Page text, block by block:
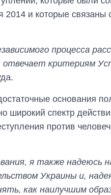
и которые связаны
процесса
отвечает критериям
основания
широкий спектр
против
я также надеюсь
Украины и,
как наилучшим